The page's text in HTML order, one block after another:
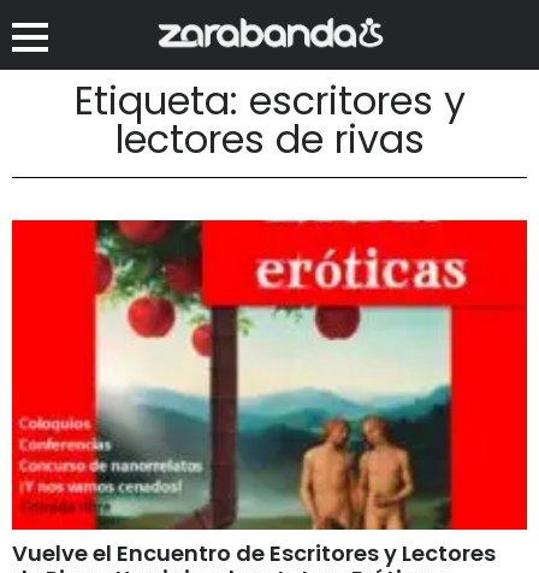
Etiqueta: escritores y
lectores de rivas
Vuelve el Encuentro de Escritores y Lectores